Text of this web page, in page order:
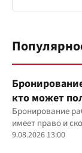
кто может
Бронирование
имеет право и
9.08.2026 13:00